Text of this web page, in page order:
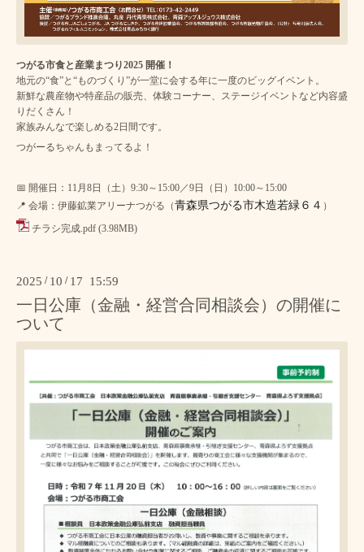
つがる市食と産業まつり2025 開催！
地元の“食”と“ものづくり”が一堂に会する年に一度のビッグイベント。
新鮮な農産物や特産品の販売、体験コーナー、ステージイベントなど内容盛
りだくさん！
家族みんなで楽しめる2日間です。
つがーるちゃんもまってるよ！
📅 開催日：11月8日（土）9:30～15:00／9日（日）10:00～15:00
📍 会場：伊藤鉱業アリーナつがる（青森県つがる市木造若緑６４ ）
チラシ完成.pdf (3.98MB)
2025 / 10 / 17 15:59
一日公庫（金融・経営合同相談会）の開催に
ついて